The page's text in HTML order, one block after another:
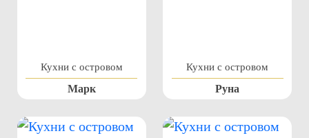
Кухни с островом
Марк
Кухни с островом
Руна